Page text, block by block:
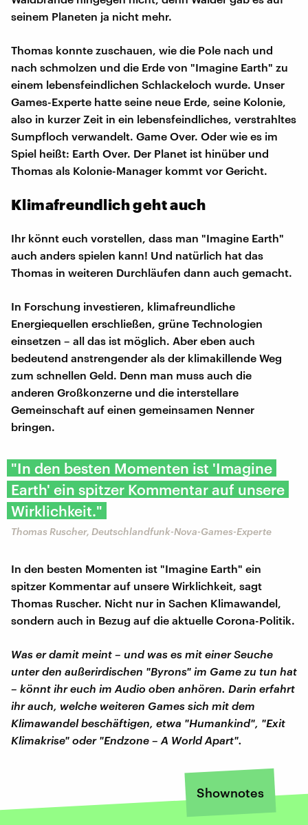
seinem Planeten ja nicht mehr.
Thomas konnte zuschauen, wie die Pole nach und
nach schmolzen und die Erde von "Imagine Earth" zu
einem lebensfeindlichen Schlackeloch wurde. Unser
Games-Experte hatte seine neue Erde, seine Kolonie,
also in kurzer Zeit in ein lebensfeindliches, verstrahltes
Sumpfloch verwandelt. Game Over. Oder wie es im
Spiel heißt: Earth Over. Der Planet ist hinüber und
Thomas als Kolonie-Manager kommt vor Gericht.
Klimafreundlich geht auch
Ihr könnt euch vorstellen, dass man "Imagine Earth"
auch anders spielen kann! Und natürlich hat das
Thomas in weiteren Durchläufen dann auch gemacht.
In Forschung investieren, klimafreundliche
Energiequellen erschließen, grüne Technologien
einsetzen – all das ist möglich. Aber eben auch
bedeutend anstrengender als der klimakillende Weg
zum schnellen Geld. Denn man muss auch die
anderen Großkonzerne und die interstellare
Gemeinschaft auf einen gemeinsamen Nenner
bringen.
"In den besten Momenten ist 'Imagine
Earth' ein spitzer Kommentar auf unsere
Wirklichkeit."
Thomas Ruscher, Deutschlandfunk-Nova-Games-Experte
In den besten Momenten ist "Imagine Earth" ein
spitzer Kommentar auf unsere Wirklichkeit, sagt
Thomas Ruscher. Nicht nur in Sachen Klimawandel,
sondern auch in Bezug auf die aktuelle Corona-Politik.
Was er damit meint – und was es mit einer Seuche
unter den außerirdischen "Byrons" im Game zu tun hat
– könnt ihr euch im Audio oben anhören. Darin erfahrt
ihr auch, welche weiteren Games sich mit dem
Klimawandel beschäftigen, etwa "Humankind", "Exit
Klimakrise" oder "Endzone – A World Apart".
Shownotes